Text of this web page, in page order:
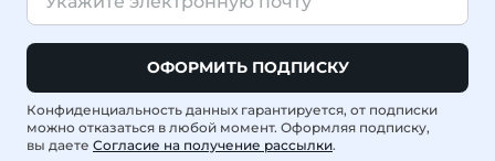
ОФОРМИТЬ ПОДПИСКУ
Конфиденциальность данных гарантируется, от подписки
можно отказаться в любой момент. Оформляя подписку,
вы даете Согласие на получение рассылки.